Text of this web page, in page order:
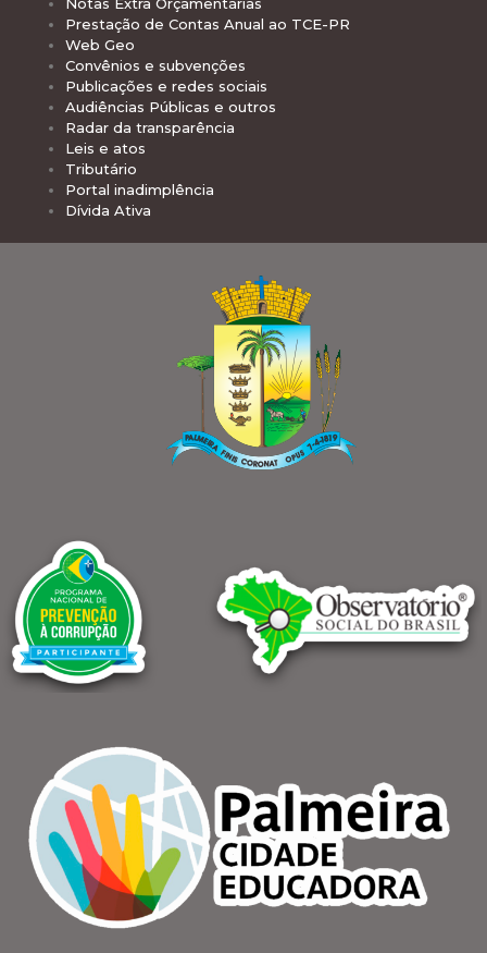
Prestação de Contas Anual ao TCE-PR
Web Geo
Convênios e subvenções
Publicações e redes sociais
Audiências Públicas e outros
Radar da transparência
Leis e atos
Tributário
Portal inadimplência
Dívida Ativa